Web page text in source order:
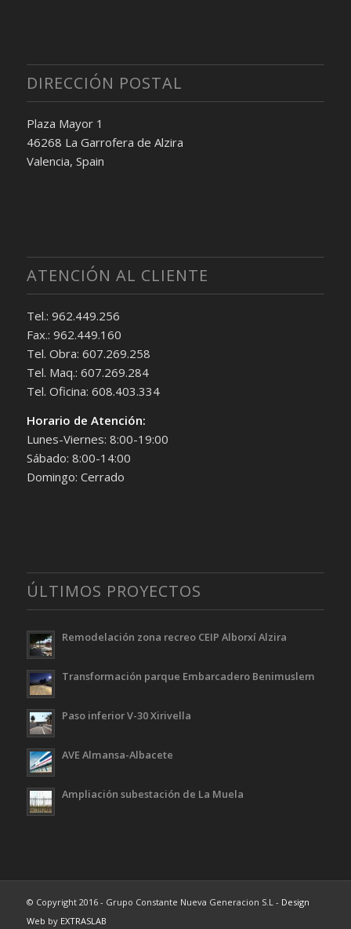
DIRECCIÓN POSTAL
Plaza Mayor 1
46268 La Garrofera de Alzira
Valencia, Spain
ATENCIÓN AL CLIENTE
Tel.: 962.449.256
Fax.: 962.449.160
Tel. Obra: 607.269.258
Tel. Maq.: 607.269.284
Tel. Oficina: 608.403.334
Horario de Atención:
Lunes-Viernes: 8:00-19:00
Sábado: 8:00-14:00
Domingo: Cerrado
ÚLTIMOS PROYECTOS
Remodelación zona recreo CEIP Alborxí Alzira
Transformación parque Embarcadero Benimuslem
Paso inferior V-30 Xirivella
AVE Almansa-Albacete
Ampliación subestación de La Muela
© Copyright 2016 - Grupo Constante Nueva Generacion S.L - Design
Web by EXTRASLAB